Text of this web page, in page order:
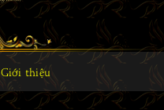
Giới thiệu